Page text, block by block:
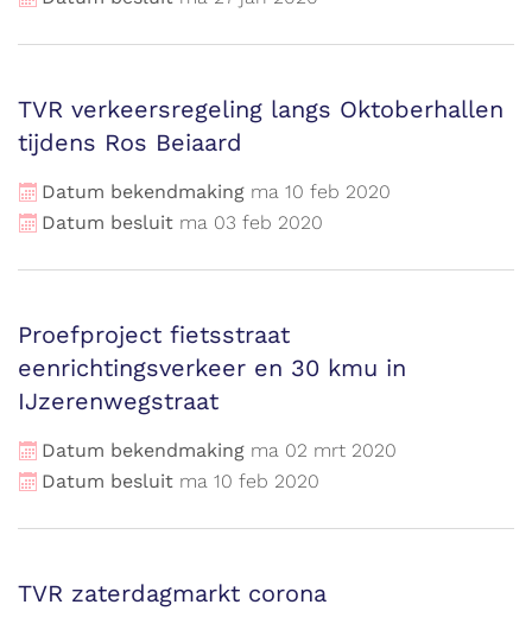
TVR verkeersregeling langs Oktoberhallen
tijdens Ros Beiaard
Datum bekendmaking ma 10 feb 2020
Datum besluit ma 03 feb 2020
Proefproject fietsstraat
eenrichtingsverkeer en 30 kmu in
IJzerenwegstraat
Datum bekendmaking ma 02 mrt 2020
Datum besluit ma 10 feb 2020
TVR zaterdagmarkt corona